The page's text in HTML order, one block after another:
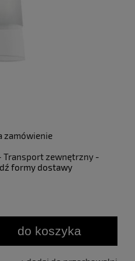
zamówienie
Transport zewnętrzny -
formy dostawy
do koszyka